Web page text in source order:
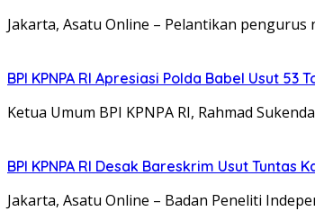
Jakarta, Asatu Online – Pelantikan
BPI KPNPA RI Apresiasi Polda Babel Usut
Ketua Umum BPI KPNPA RI, Rahmad
BPI KPNPA RI Desak Bareskrim Usut
Jakarta, Asatu Online – Badan Peneliti